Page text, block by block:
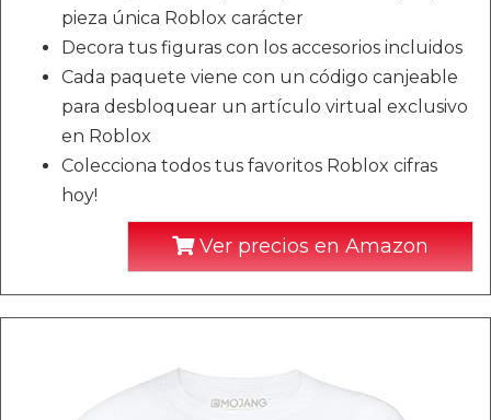
pieza única Roblox carácter
Decora tus figuras con los accesorios incluidos
Cada paquete viene con un código canjeable
para desbloquear un artículo virtual exclusivo
en Roblox
Colecciona todos tus favoritos Roblox cifras
hoy!
Ver precios en Amazon